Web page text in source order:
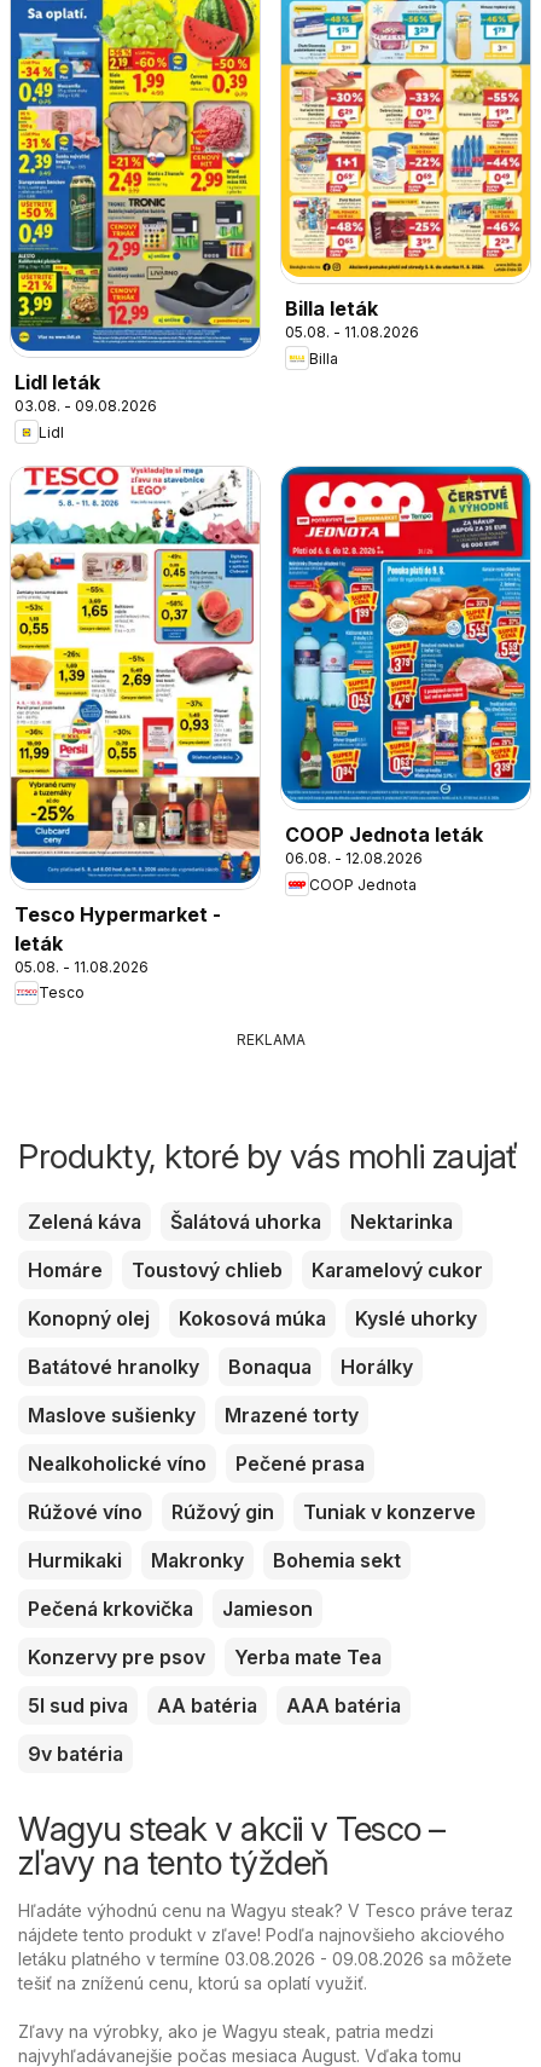
Lidl leták
03.08. - 09.08.2026
Lidl
Billa leták
05.08. - 11.08.2026
Billa
Tesco Hypermarket -
leták
05.08. - 11.08.2026
Tesco
COOP Jednota leták
06.08. - 12.08.2026
COOP Jednota
REKLAMA
Produkty, ktoré by vás mohli zaujať
Zelená káva Šalátová uhorka
Nektarinka
Homáre
Toustový chlieb
Karamelový cukor
Konopný olej
Kokosová múka
Kyslé uhorky
Batátové hranolky
Bonaqua
Horálky
Maslove sušienky
Mrazené torty
Nealkoholické víno
Pečené prasa
Rúžové víno
Rúžový gin
Tuniak v konzerve
Hurmikaki
Makronky
Bohemia sekt
Pečená krkovička
Jamieson
Konzervy pre psov
Yerba mate Tea
5l sud piva
AA batéria
AAA batéria
9v batéria
Wagyu steak v akcii v Tesco –
zľavy na tento týždeň
Hľadáte výhodnú cenu na Wagyu steak? V Tesco práve teraz
nájdete tento produkt v zľave! Podľa najnovšieho akciového
letáku platného v termíne 03.08.2026 - 09.08.2026 sa môžete
tešiť na zníženú cenu, ktorú sa oplatí využiť.
Zľavy na výrobky, ako je Wagyu steak, patria medzi
najvyhľadávanejšie počas mesiaca August. Vďaka tomu